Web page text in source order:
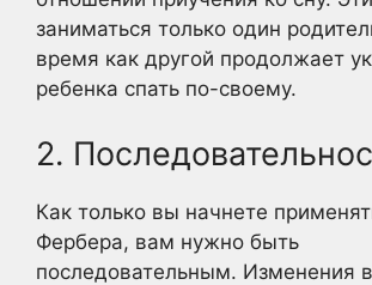
заниматься только один
время как другой продолжает
ребенка спать по-своему.
2.
Как только вы начнете
Фербера, вам нужно быть
последовательным. Изменения